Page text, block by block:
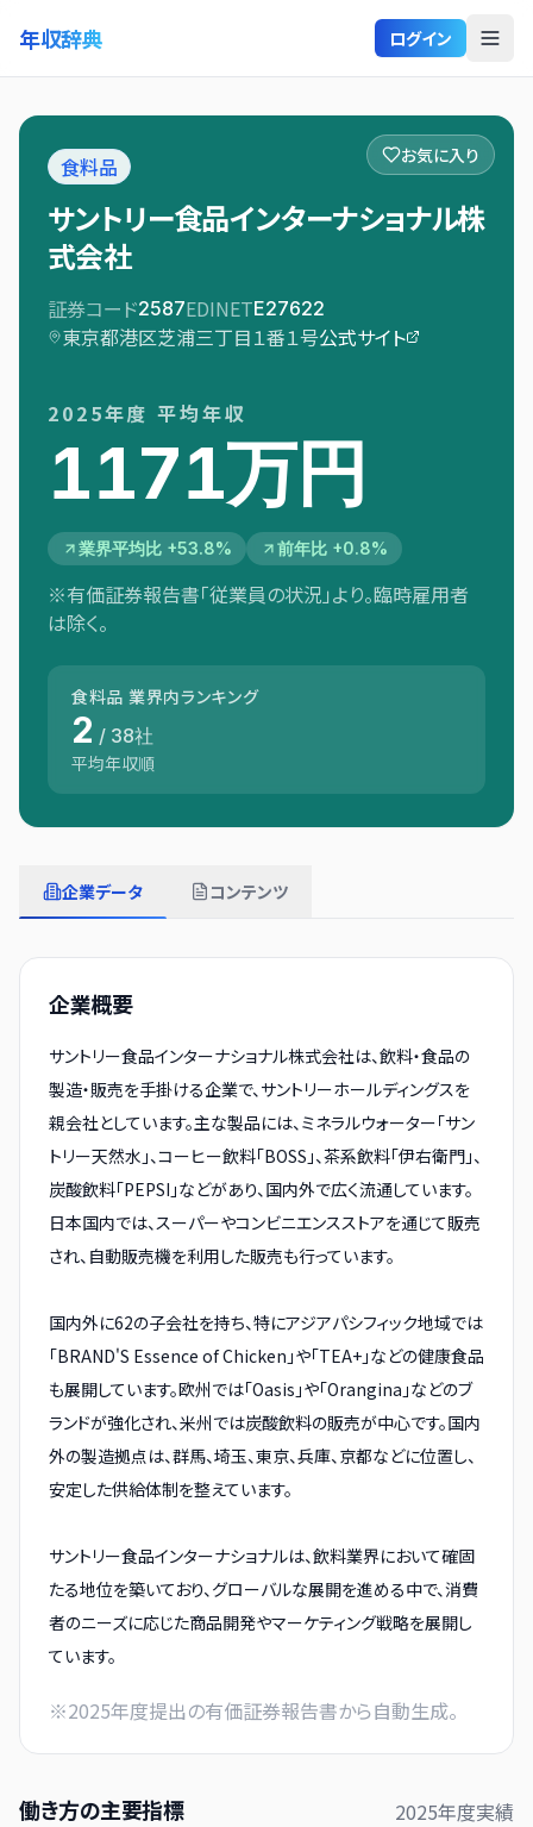
年収辞典 ログイン
お気に入り
食料品
サントリー食品インターナショナル株
式会社
証券コード2587EDINETE27622
東京都港区芝浦三丁目１番１号公式サイト
2025年度 平均年収
1171万円
業界平均比 +53.8% 前年比 +0.8%
※有価証券報告書「従業員の状況」より。臨時雇用者
は除く。
食料品 業界内ランキング
2 / 38社
平均年収順
企業データ コンテンツ
企業概要
サントリー食品インターナショナル株式会社は、飲料・食品の
製造・販売を手掛ける企業で、サントリーホールディングスを
親会社としています。主な製品には、ミネラルウォーター「サン
トリー天然水」、コーヒー飲料「BOSS」、茶系飲料「伊右衛門」、
炭酸飲料「PEPSI」などがあり、国内外で広く流通しています。
日本国内では、スーパーやコンビニエンスストアを通じて販売
され、自動販売機を利用した販売も行っています。
国内外に62の子会社を持ち、特にアジアパシフィック地域では
「BRAND'S Essence of Chicken」や「TEA+」などの健康食品
も展開しています。欧州では「Oasis」や「Orangina」などのブ
ランドが強化され、米州では炭酸飲料の販売が中心です。国内
外の製造拠点は、群馬、埼玉、東京、兵庫、京都などに位置し、
安定した供給体制を整えています。
サントリー食品インターナショナルは、飲料業界において確固
たる地位を築いており、グローバルな展開を進める中で、消費
者のニーズに応じた商品開発やマーケティング戦略を展開し
ています。
※2025年度提出の有価証券報告書から自動生成。
働き方の主要指標 2025年度実績